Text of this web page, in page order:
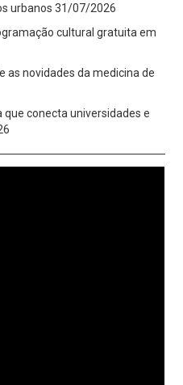
urbanos 31/07/2026
cultural gratuita em
as novidades da medicina de
que conecta universidades e